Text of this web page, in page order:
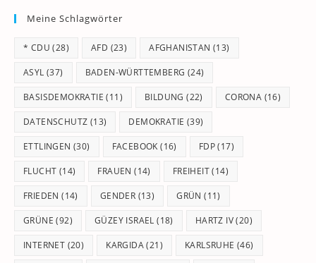
Meine Schlagwörter
* CDU (28) AFD (23) AFGHANISTAN (13)
ASYL (37) BADEN-WÜRTTEMBERG (24)
BASISDEMOKRATIE (11) BILDUNG (22) CORONA (16)
DATENSCHUTZ (13) DEMOKRATIE (39)
ETTLINGEN (30) FACEBOOK (16) FDP(17)
FLUCHT (14) FRAUEN (14) FREIHEIT(14)
FRIEDEN (14) GENDER (13) GRÜN (11)
GRÜNE (92) GÜZEY ISRAEL (18) HARTZ IV(20)
INTERNET (20) KARGIDA(21) KARLSRUHE (46)